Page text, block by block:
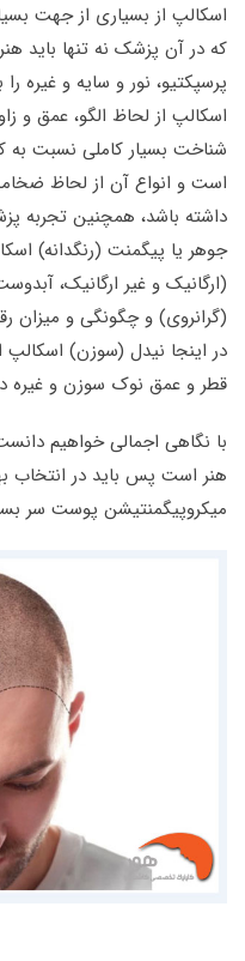
اسکالپ از بسیاری از جهت
که در آن پزشک نه تنها باید
پرسپکتیو، نور و سایه و غیره را
اسکالپ از لحاظ الگو، عمق و
شناخت بسیار کاملی نسبت به
است و انواع آن از لحاظ
داشته باشد، همچنین تجربه
جوهر یا پیگمنت (رنگدانه)
(ارگانیک و غیر ارگانیک،
(گرانروی) و چگونگی و میزان
در اینجا نیدل (سوزن)
قطر و عمق نوک سوزن و غیره
با نگاهی اجمالی خواهیم
هنر است پس باید در انتخاب
میکروپیگمنتیشن پوست سر